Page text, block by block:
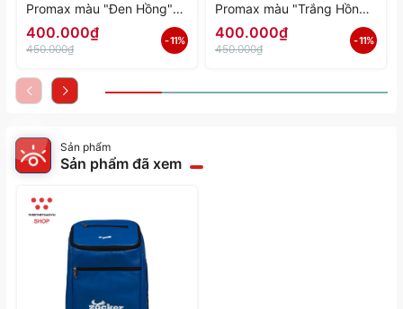
Promax màu "Đen Hồng"
PR-2206-06 - Hàng Chính
Hãng
400.000₫
450.000₫
- 11%
Promax màu "Trắng Hồng"
PR-2206-05 - Hàng Chính
Hãng
400.000₫
450.000₫
- 11%
Sản phẩm
Sản phẩm đã xem